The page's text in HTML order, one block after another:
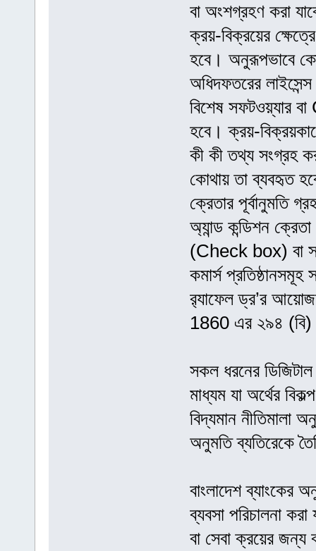
বা অংশগ্রহণ করা
ক্রয়-বিক্রয়ের
হবে। অনুরূপভাবে
অধিদফতরের
বিশেষ সফটওয়্যার
হবে। ক্রয়-
কী কী তথ্য সংগ্রহ
কোথায় তা ব্যবহৃত
ক্রেতার পূর্বানুমতি
অ্যান্ড কন্ডিশন
(Check box) বা
কমার্স প্রতিষ্ঠানসমূহ
র‌্যাফেল ড্র’র
1860 এর ২৯৪ (বি)
সকল ধরনের
মাধ্যম যা অর্থের
বিদ্যমান নীতিমালা
অনুমতি ব্যতিরেকে
বাংলাদেশ ব্যাংকের
ব্যবসা পরিচালনা
বা সেবা ক্রয়ের জন্য